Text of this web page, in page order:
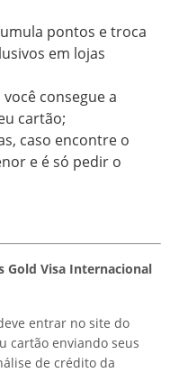
pontos e troca
em lojas
consegue a
cartão;
caso encontre o
e é só pedir o
Gold Visa Internacional
entrar no site do
cartão enviando seus
de crédito da